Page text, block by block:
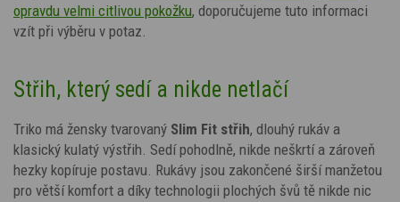
opravdu velmi citlivou pokožku, doporučujeme tuto informaci
vzít při výběru v potaz.
Střih, který sedí a nikde netlačí
Triko má žensky tvarovaný Slim Fit střih, dlouhý rukáv a
klasický kulatý výstřih. Sedí pohodlně, nikde neškrtí a zároveň
hezky kopíruje postavu. Rukávy jsou zakončené širší manžetou
pro větší komfort a díky technologii plochých švů tě nikde nic